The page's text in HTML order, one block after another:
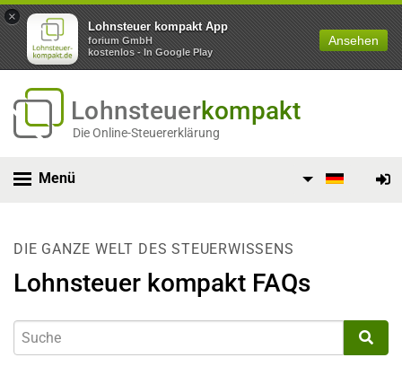
×
Lohnsteuer kompakt App
forium GmbH
kostenlos - In Google Play
Ansehen
Lohnsteuerkompakt
Die Online-Steuererklärung
Menü
DIE GANZE WELT DES STEUERWISSENS
Lohnsteuer kompakt FAQs